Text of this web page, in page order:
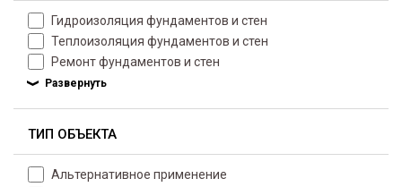
Гидроизоляция фундаментов и стен
Теплоизоляция фундаментов и стен
Ремонт фундаментов и стен
ТИП ОБЪЕКТА
Альтернативное применение